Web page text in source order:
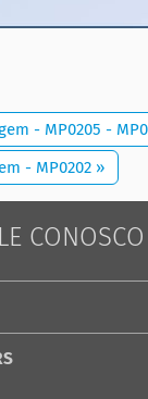
- MP0205 -
- MP0202 »
CONOSCO